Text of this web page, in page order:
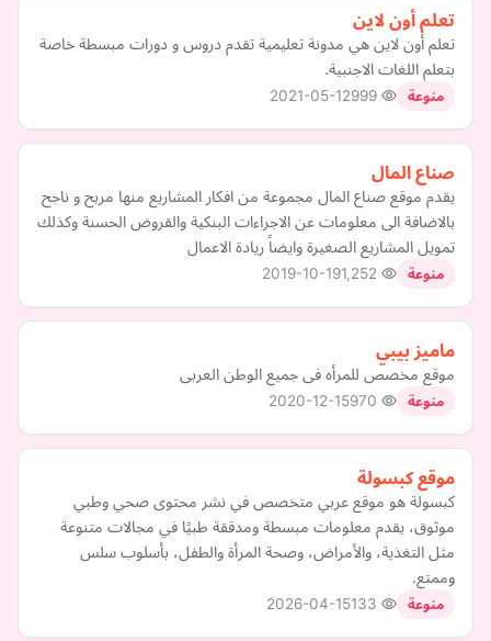
تعلم أون لاين
تعلم أون لاين هي مدونة تعليمية تقدم دروس و دورات مبسطة خاصة
بتعلم اللغات الاجنبية.
منوعة 2021-05-12
صناع المال
يقدم موقع صناع المال مجموعة من افكار المشاريع منها مربح و ناجح
بالاضافة الى معلومات عن الاجراءات البنكية والقروض الحسنة وكذلك
تمويل المشاريع الصغيرة وايضاً ريادة الاعمال
منوعة 2019-10-19
ماميز بيبي
موقع مخصص للمرأه فى جميع الوطن العربى
منوعة 2020-12-15
موقع كبسولة
كبسولة هو موقع عربي متخصص في نشر محتوى صحي وطبي
موثوق، يقدم معلومات مبسطة ومدققة طبيًا في مجالات متنوعة
مثل التغذية، والأمراض، وصحة المرأة والطفل، بأسلوب سلس
وممتع.
منوعة 2026-04-15